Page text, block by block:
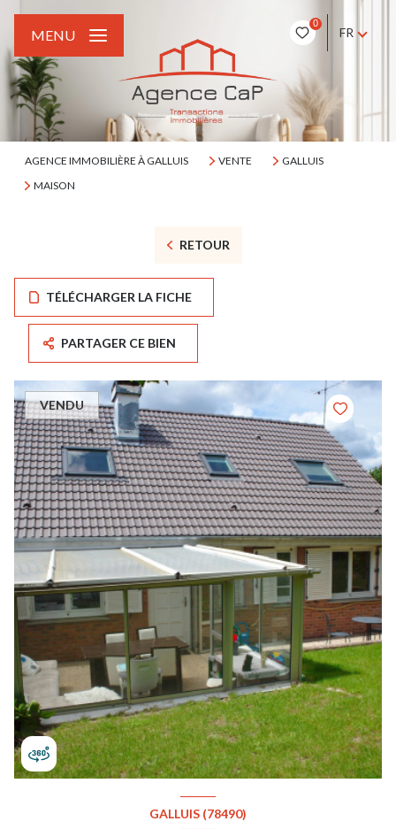
0
FR
MENU
AGENCE IMMOBILIÈRE À GALLUIS VENTE
GALLUIS
MAISON
RETOUR
TÉLÉCHARGER LA FICHE
PARTAGER CE BIEN
VENDU
GALLUIS (78490)